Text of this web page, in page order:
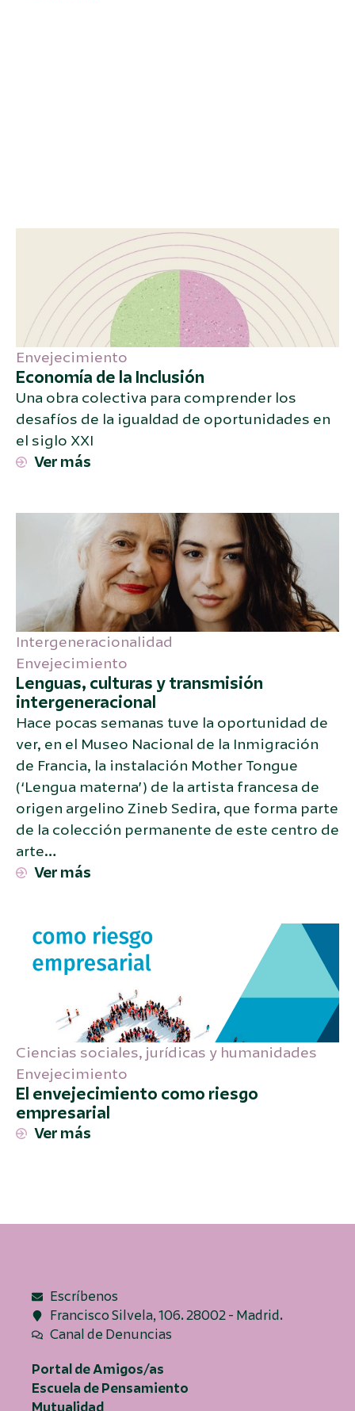
Envejecimiento
Economía de la Inclusión
Una obra colectiva para comprender los
desafíos de la igualdad de oportunidades en
el siglo XXI
Ver más
Intergeneracionalidad
Envejecimiento
Lenguas, culturas y transmisión
intergeneracional
Hace pocas semanas tuve la oportunidad de
ver, en el Museo Nacional de la Inmigración
de Francia, la instalación Mother Tongue
(‘Lengua materna’) de la artista francesa de
origen argelino Zineb Sedira, que forma parte
de la colección permanente de este centro de
arte…
Ver más
Ciencias sociales, jurídicas y humanidades
Envejecimiento
El envejecimiento como riesgo
empresarial
Ver más
Escríbenos
Francisco Silvela, 106. 28002 - Madrid.
Canal de Denuncias
Portal de Amigos/as
Escuela de Pensamiento
Mutualidad